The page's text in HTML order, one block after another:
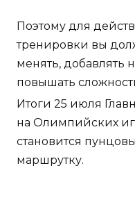
Поэтому для
тренировки вы
менять, добавлять
повышать
Итоги 25 июля
на Олимпийских
становится
маршрутку.